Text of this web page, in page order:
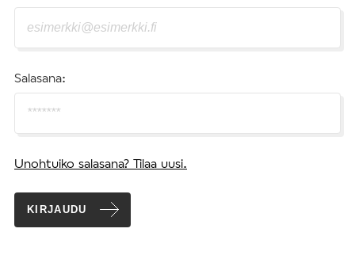
Salasana:
Unohtuiko salasana? Tilaa uusi.
KIRJAUDU